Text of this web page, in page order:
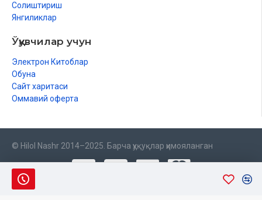
Солиштириш
Янгиликлар
Ўқувчилар учун
Электрон Китоблар
Обуна
Сайт харитаси
Оммавий оферта
© Hilol Nashr 2014–2025. Барча ҳуқуқлар ҳимояланган